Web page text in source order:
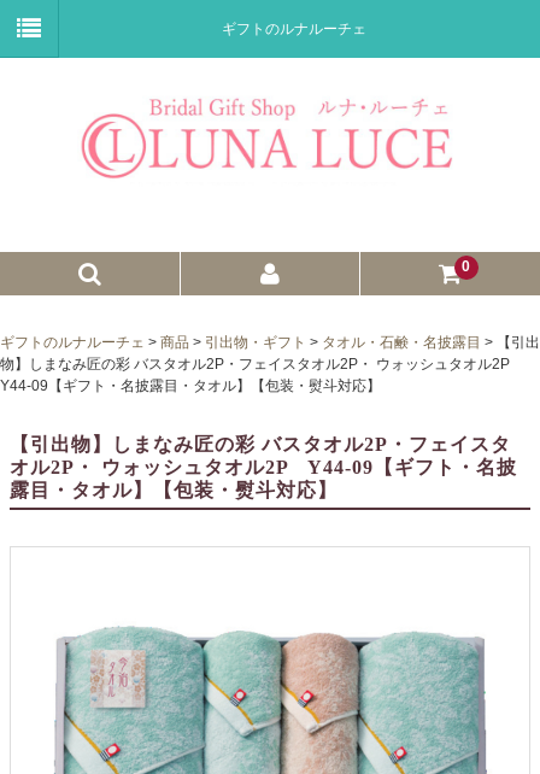
ギフトのルナルーチェ
0
プチギフト
子育て卒業証書
DIY用品
引菓子
引出物ギフト
ギフトのルナルーチェ > 商品 > 引出物・ギフト > タオル・石鹸・名披露目 >
【引出
物】しまなみ匠の彩 バスタオル2P・フェイスタオル2P・ ウォッシュタオル2P
Y44-09【ギフト・名披露目・タオル】【包装・熨斗対応】
【引出物】しまなみ匠の彩 バスタオル2P・フェイスタ
オル2P・ ウォッシュタオル2P Y44-09【ギフト・名披
露目・タオル】【包装・熨斗対応】